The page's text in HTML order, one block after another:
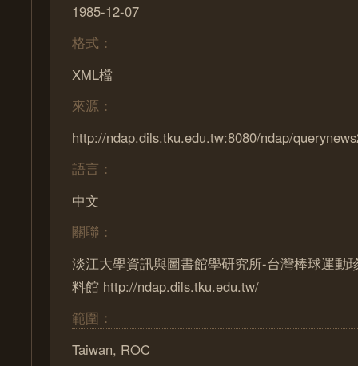
1985-12-07
格式：
XML檔
來源：
http://ndap.dils.tku.edu.tw:8080/ndap/
語言：
中文
關聯：
淡江大學資訊與圖書館學研究所-台灣棒球運動
料館 http://ndap.dils.tku.edu.tw/
範圍：
Taiwan, ROC